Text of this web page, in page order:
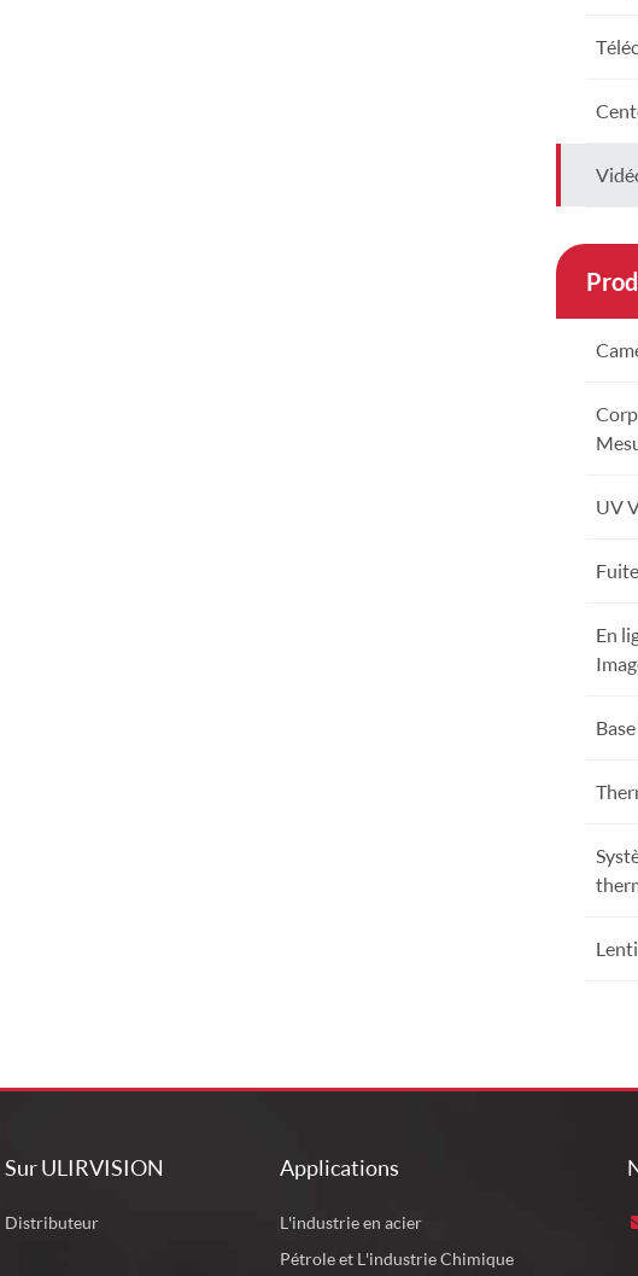
UV
En
Sur ULIRVISION
Distributeur
Applications
L'industrie en acier
Pétrole et L'industrie Chimique